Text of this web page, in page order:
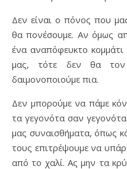
Δεν είναι ο πόνος που
θα πονέσουμε. Αν όμως
ένα αναπόφευκτο
μας, τότε δεν θα
δαιμονοποιούμε πια.
Δεν μπορούμε να πάμε
τα γεγονότα σαν
μας συναισθήματα, όπως
τους επιτρέψουμε να
από το χαλί. Ας μην τα